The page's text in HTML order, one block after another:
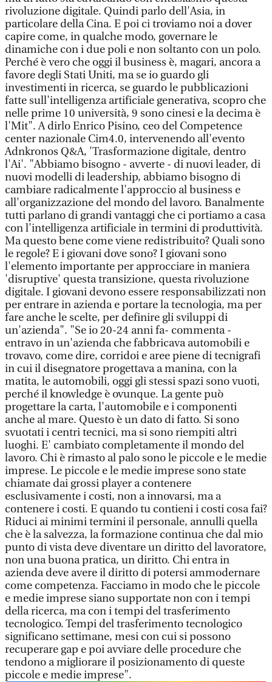
rivoluzione digitale. Quindi parlo dell'Asia, in
particolare della Cina. E poi ci troviamo noi a dover
capire come, in qualche modo, governare le
dinamiche con i due poli e non soltanto con un polo.
Perché è vero che oggi il business è, magari, ancora a
favore degli Stati Uniti, ma se io guardo gli
investimenti in ricerca, se guardo le pubblicazioni
fatte sull'intelligenza artificiale generativa, scopro che
nelle prime 10 università, 9 sono cinesi e la decima è
l'Mit". A dirlo Enrico Pisino, ceo del Competence
center nazionale Cim4.0, intervenendo all'evento
Adnkronos Q&A, 'Trasformazione digitale, dentro
l'Ai'. "Abbiamo bisogno - avverte - di nuovi leader, di
nuovi modelli di leadership, abbiamo bisogno di
cambiare radicalmente l'approccio al business e
all'organizzazione del mondo del lavoro. Banalmente
tutti parlano di grandi vantaggi che ci portiamo a casa
con l'intelligenza artificiale in termini di produttività.
Ma questo bene come viene redistribuito? Quali sono
le regole? E i giovani dove sono? I giovani sono
l'elemento importante per approcciare in maniera
'disruptive' questa transizione, questa rivoluzione
digitale. I giovani devono essere responsabilizzati non
per entrare in azienda e portare la tecnologia, ma per
fare anche le scelte, per definire gli sviluppi di
un'azienda". "Se io 20-24 anni fa- commenta -
entravo in un'azienda che fabbricava automobili e
trovavo, come dire, corridoi e aree piene di tecnigrafi
in cui il disegnatore progettava a manina, con la
matita, le automobili, oggi gli stessi spazi sono vuoti,
perché il knowledge è ovunque. La gente può
progettare la carta, l'automobile e i componenti
anche al mare. Questo è un dato di fatto. Si sono
svuotati i centri tecnici, ma si sono riempiti altri
luoghi. E' cambiato completamente il mondo del
lavoro. Chi è rimasto al palo sono le piccole e le medie
imprese. Le piccole e le medie imprese sono state
chiamate dai grossi player a contenere
esclusivamente i costi, non a innovarsi, ma a
contenere i costi. E quando tu contieni i costi cosa fai?
Riduci ai minimi termini il personale, annulli quella
che è la salvezza, la formazione continua che dal mio
punto di vista deve diventare un diritto del lavoratore,
non una buona pratica, un diritto. Chi entra in
azienda deve avere il diritto di potersi ammodernare
come competenza. Facciamo in modo che le piccole
e medie imprese siano supportate non con i tempi
della ricerca, ma con i tempi del trasferimento
tecnologico. Tempi del trasferimento tecnologico
significano settimane, mesi con cui si possono
recuperare gap e poi avviare delle procedure che
tendono a migliorare il posizionamento di queste
piccole e medie imprese".